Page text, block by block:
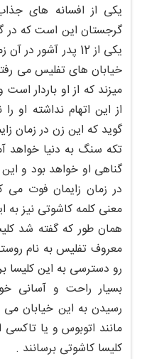
یکی از افسانه های
گرجستان این است که در
یکی از 12 پدر
خیابان های تفلیس می
میزند که از او باردار
از این اتهام نداشته او
گوید که این زن در زمان
تکه سنگ به دنیا خواهد
گناهی او خواهد بود و
در زمان زایمان فوت می
معنی کلمه کاشوتی نیز به
همان طور که گفته شد
معروف تفلیس به نام
رو دسترسی به این کلیسا
بسیار راحت و آسانی
رسیدن به این خیابان می
مانند اتوبوس و یا تاکسی
کلیسا کاشوتی برسانند .